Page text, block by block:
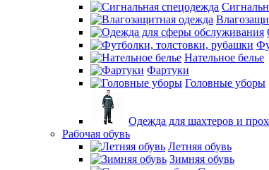
Нательное белье
Фартуки
Головные уборы
Одежда для шахтеров и
Рабочая обувь
Летняя обувь
Зимняя обувь